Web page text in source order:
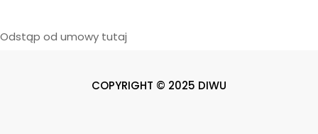
Odstąp od umowy tutaj
COPYRIGHT © 2025 DIWU